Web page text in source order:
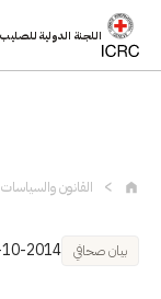
اللجنة الدولية
القانون والسياسات
بيان صحافي 2014